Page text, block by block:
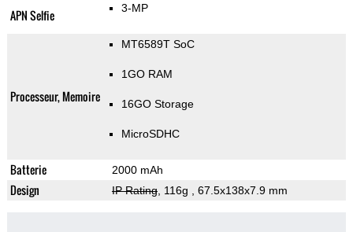
APN Selfie 3-MP
Processeur, Memoire
MT6589T SoC
1GO RAM
16GO Storage
MicroSDHC
Batterie 2000 mAh
Design IP Rating, 116g , 67.5x138x7.9 mm